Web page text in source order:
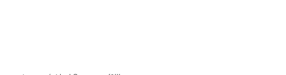
muito obrigada , serviço 5 estrelas